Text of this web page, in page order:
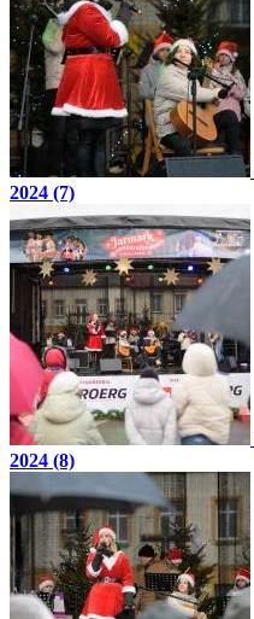
2024 (7)
2024 (8)